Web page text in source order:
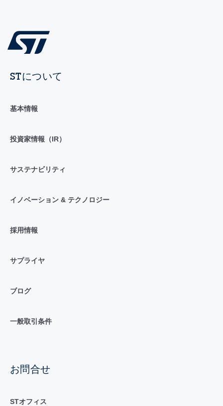
STについて
基本情報
投資家情報（IR）
サステナビリティ
イノベーション & テクノロジー
採用情報
サプライヤ
ブログ
一般取引条件
お問合せ
STオフィス